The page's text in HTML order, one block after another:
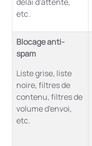
etc.
Blocage anti-
spam
Liste grise, liste
noire, filtres de
contenu, filtres de
volume d'envoi,
etc.